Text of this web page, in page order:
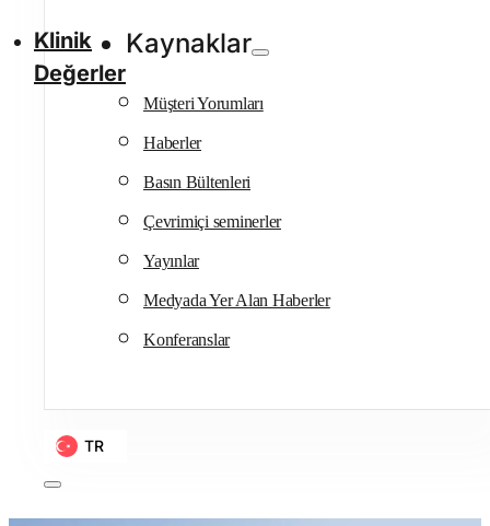
Klinik
Değerler
Kaynaklar
Müşteri Yorumları
Haberler
Basın Bültenleri
Çevrimiçi seminerler
Yayınlar
Medyada Yer Alan Haberler
Konferanslar
TR